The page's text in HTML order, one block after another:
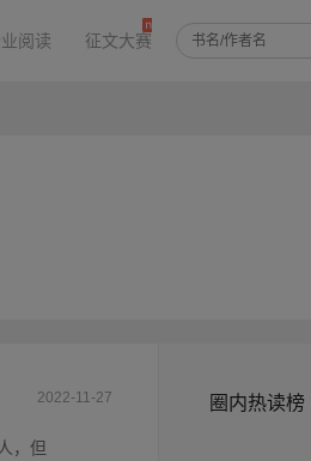
阅读 征文大赛
2022-11-27
，但
圈内热读榜